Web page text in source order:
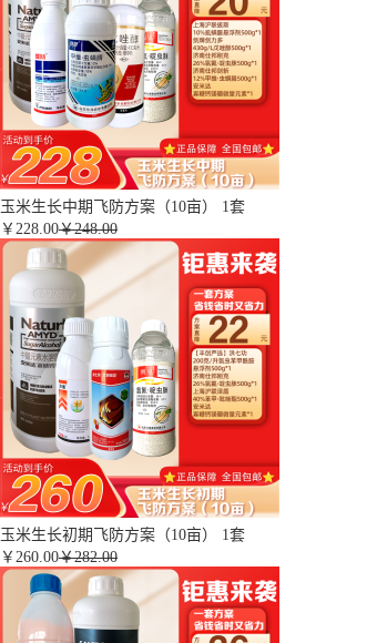
玉米生长中期飞防方案（10亩） 1套
￥ 228.00￥248.00
玉米生长初期飞防方案（10亩） 1套
￥ 260.00￥282.00